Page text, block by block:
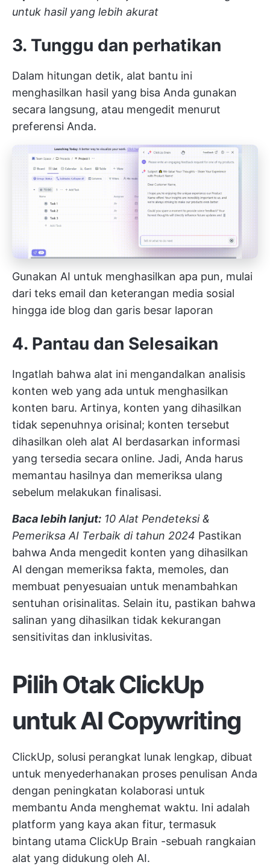
untuk hasil yang lebih akurat
3. Tunggu dan perhatikan
Dalam hitungan detik, alat bantu ini
menghasilkan hasil yang bisa Anda gunakan
secara langsung, atau mengedit menurut
preferensi Anda.
Gunakan AI untuk menghasilkan apa pun, mulai
dari teks email dan keterangan media sosial
hingga ide blog dan garis besar laporan
4. Pantau dan Selesaikan
Ingatlah bahwa alat ini mengandalkan analisis
konten web yang ada untuk menghasilkan
konten baru. Artinya, konten yang dihasilkan
tidak sepenuhnya orisinal; konten tersebut
dihasilkan oleh alat AI berdasarkan informasi
yang tersedia secara online. Jadi, Anda harus
memantau hasilnya dan memeriksa ulang
sebelum melakukan finalisasi.
Baca lebih lanjut: 10 Alat Pendeteksi &
Pemeriksa AI Terbaik di tahun 2024 Pastikan
bahwa Anda mengedit konten yang dihasilkan
AI dengan memeriksa fakta, memoles, dan
membuat penyesuaian untuk menambahkan
sentuhan orisinalitas. Selain itu, pastikan bahwa
salinan yang dihasilkan tidak kekurangan
sensitivitas dan inklusivitas.
Pilih Otak ClickUp
untuk AI Copywriting
ClickUp, solusi perangkat lunak lengkap, dibuat
untuk menyederhanakan proses penulisan Anda
dengan peningkatan kolaborasi untuk
membantu Anda menghemat waktu. Ini adalah
platform yang kaya akan fitur, termasuk
bintang utama ClickUp Brain -sebuah rangkaian
alat yang didukung oleh AI.